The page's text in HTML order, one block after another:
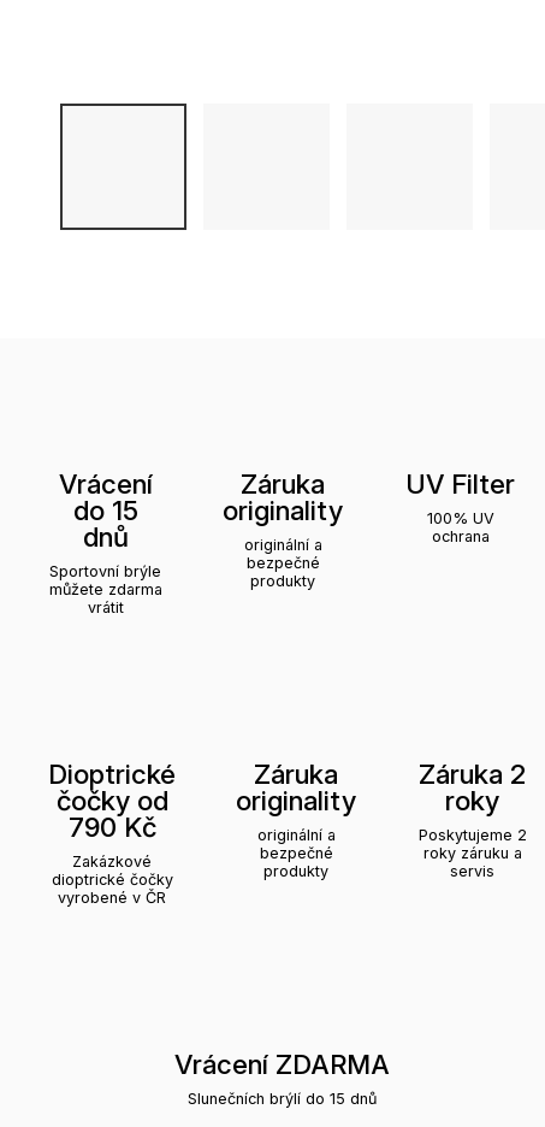
Vrácení
do 15
dnů
Sportovní brýle
můžete zdarma
vrátit
Záruka
originality
originální a
bezpečné
produkty
UV Filter
100% UV
ochrana
Dioptrické
čočky od
790 Kč
Zakázkové
dioptrické čočky
vyrobené v ČR
Záruka
originality
originální a
bezpečné
produkty
Záruka 2
roky
Poskytujeme 2
roky záruku a
servis
Vrácení ZDARMA
Slunečních brýlí do 15 dnů